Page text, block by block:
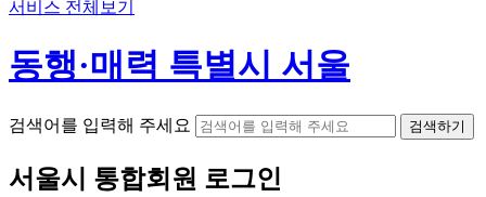
서비스 전체보기
동행·매력 특별시 서울
검색어를 입력해 주세요 검색하기
서울시 통합회원 로그인